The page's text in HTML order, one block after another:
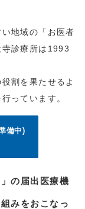
地域の「お医者
診療所は1993
割を果たせるよ
っています。
備中)
の届出医療機
みをおこなっ